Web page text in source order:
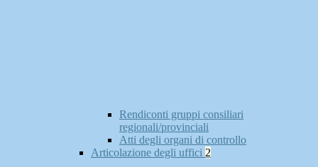
Rendiconti gruppi consiliari
regionali/provinciali
Atti degli organi di controllo
Articolazione degli uffici 2